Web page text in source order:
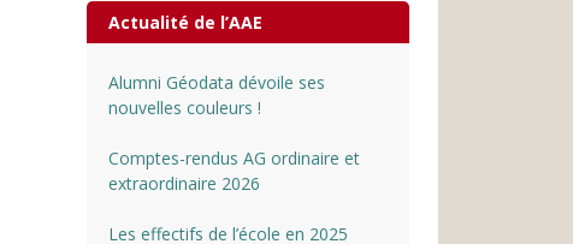
Actualité de l’AAE
Alumni Géodata dévoile ses
nouvelles couleurs !
Comptes-rendus AG ordinaire et
extraordinaire 2026
Les effectifs de l’école en 2025